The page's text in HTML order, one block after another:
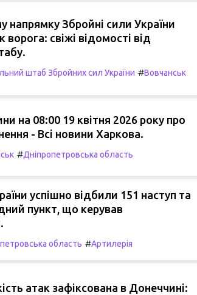
напрямку Збройні сили України
ворога: свіжі відомості від
штаб Збройних сил України #Вовчанськ
на 08:00 19 квітня 2026 року про
- Всі новини Харкова.
#Дніпропетровська область
успішно відбили 151 наступ та
пункт, що керував
область #Артилерія
атак зафіксована в Донеччині: